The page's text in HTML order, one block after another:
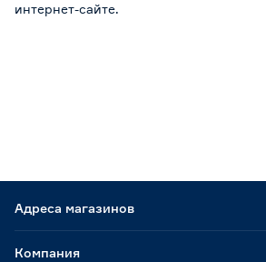
интернет-сайте.
Адреса магазинов
Компания